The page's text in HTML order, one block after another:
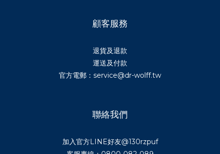
顧客服務
退貨及退款
運送及付款
官方電郵：service@dr-wolff.tw
聯絡我們
加入官方LINE好友@130rzpuf